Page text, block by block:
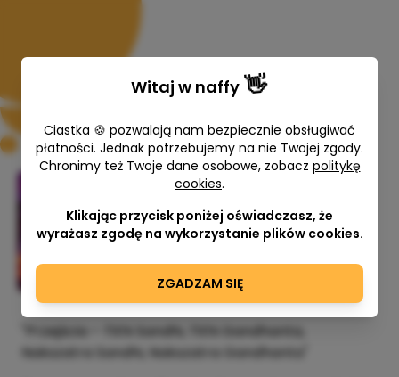
🧿🧿Przejścia – Tithi Sandhi, Tithi
Nakszatra Gandhanta 🧿🧿
200,00 zł
"Przejścia – Tithi Sandhi, Tithi Gandhanta,
Nakszatra Sandhi, Nakszatra Gandhanta"
Witaj w naffy 👋
Ciastka 🍪 pozwalają nam bezpiecznie obsługiwać
płatności. Jednak potrzebujemy na nie Twojej zgody.
Chronimy też Twoje dane osobowe, zobacz politykę
cookies.
Klikając przycisk poniżej oświadczasz, że
wyrażasz zgodę na wykorzystanie plików cookies.
ZGADZAM SIĘ